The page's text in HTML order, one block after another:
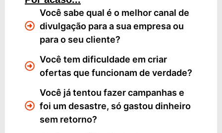
Você sabe qual é o melhor canal de
divulgação para a sua empresa ou
para o seu cliente?
Você tem dificuldade em criar
ofertas que funcionam de verdade?
Você já tentou fazer campanhas e
foi um desastre, só gastou dinheiro
sem retorno?